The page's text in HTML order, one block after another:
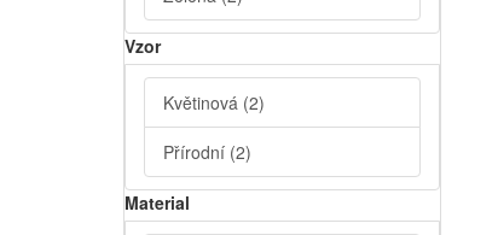
Vzor
Květinová (2)
Přírodní (2)
Material